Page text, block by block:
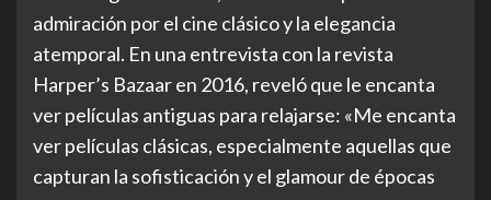
admiración por el cine clásico y la elegancia
atemporal. En una entrevista con la revista
Harper’s Bazaar en 2016, reveló que le encanta
ver películas antiguas para relajarse: «Me encanta
ver películas clásicas, especialmente aquellas que
capturan la sofisticación y el glamour de épocas